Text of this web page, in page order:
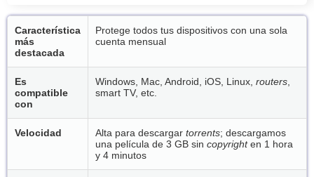
Característica
más
destacada
Protege todos tus dispositivos con una sola
cuenta mensual
Es
compatible
con
Windows, Mac, Android, iOS, Linux, routers
smart TV, etc.
Velocidad Alta para descargar torrents; descargamos
una película de 3 GB sin copyrighten 1 hora
y 4 minutos